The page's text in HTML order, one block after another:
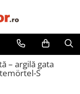
– argilă gata
S